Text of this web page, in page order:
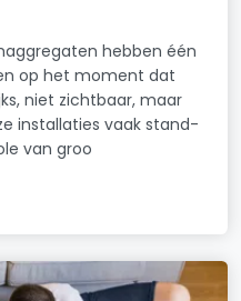
hebben één
op het moment dat
niet zichtbaar, maar
installaties vaak stand-
van groo